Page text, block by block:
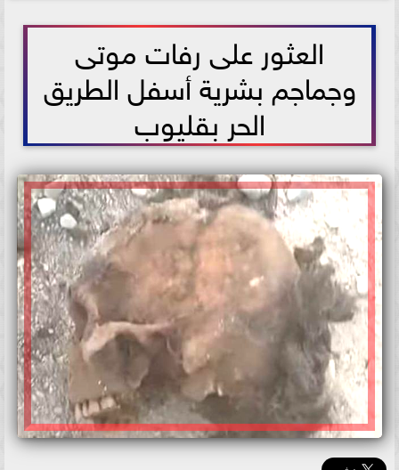
العثور على رفات موتى
وجماجم بشرية أسفل الطريق
الحر بقليوب